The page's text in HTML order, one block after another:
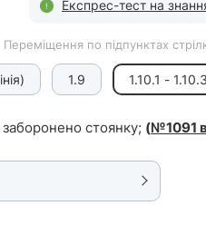
Експрес-тест на
Переміщення по підпунктах
1.9 1.10.1 - 1.10.3
стоянку; (№1091